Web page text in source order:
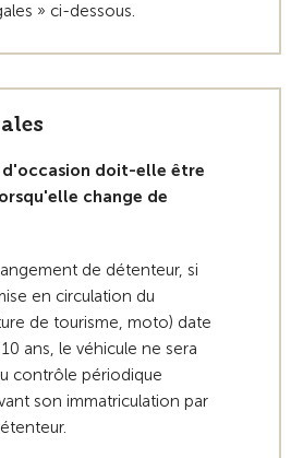
» ci-dessous.
d'occasion doit-elle être
change de
de détenteur, si
en circulation du
de tourisme, moto) date
ans, le véhicule ne sera
contrôle périodique
son immatriculation par